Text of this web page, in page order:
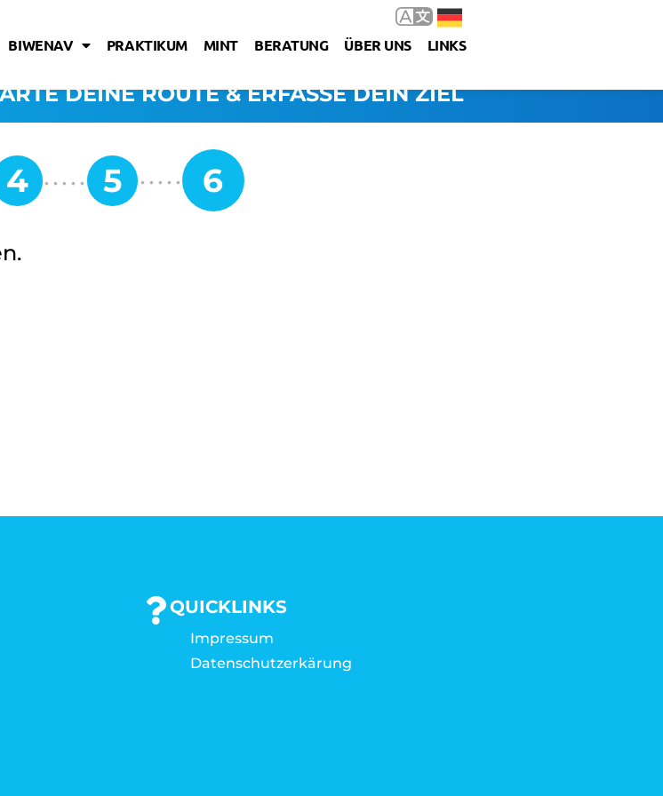
BIWENAV PRAKTIKUM MINT BERATUNG ÜBER UNS LINKS
DEINE ROUTE & ERFASSE DEIN ZIEL
QUICKLINKS
Impressum
Datenschutzerkärung